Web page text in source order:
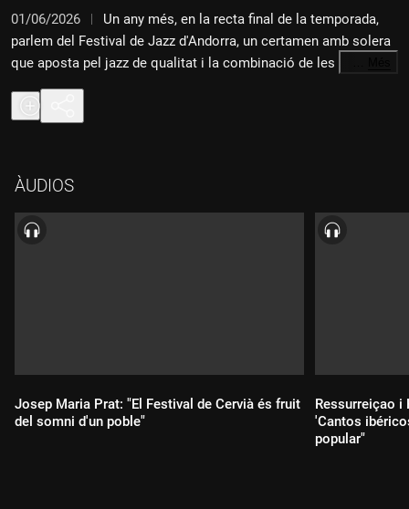
01/06/2026
Un any més, en la recta final de la temporada,
parlem del Festival de Jazz d'Andorra, un certamen amb solera
que aposta pel jazz de qualitat i la combinació de les
propostes internacionals i les més properes. Entre els dies 2 i
9 de juliol, Escaldes-Engordany concentrarà un cartell que ja és
cita de referència per als amants i seguidors d'aquest àmbit
Engordany, ens ha fet unes pinzellades sobre la iniciativa, un
festival que, en les seves paraules, ja té una personalitat
pròpia.
ÀUDIOS
Josep Maria Prat: "El Festival de Cervià és fruit
del somni d'un poble"
Ressurreiçao i
'Cantos
popular"